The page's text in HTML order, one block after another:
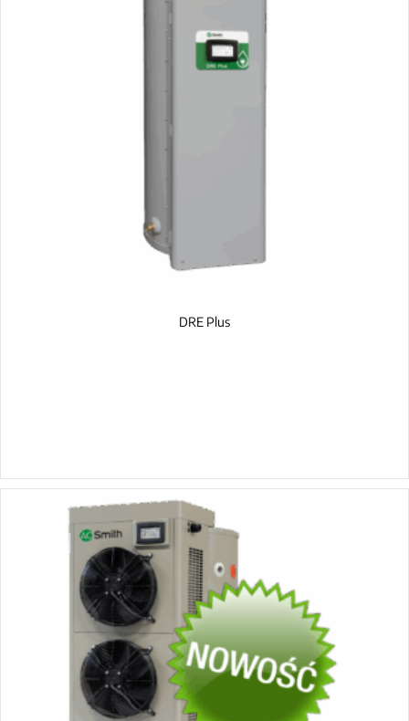
DRE Plus